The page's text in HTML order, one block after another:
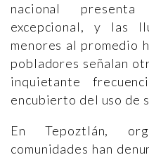
nacional
excepcional, y las
menores al promedio
pobladores señalan
inquietante
encubierto del uso de
En Tepoztlán,
comunidades han